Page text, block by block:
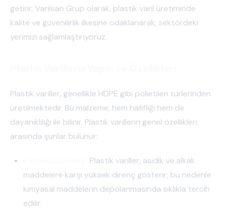
getirir. Varilsan Grup olarak, plastik varil üretiminde
kalite ve güvenilirlik ilkesine odaklanarak, sektördeki
yerimizi sağlamlaştırıyoruz.
Plastik variller, genellikle HDPE gibi polietilen türlerinden
üretilmektedir. Bu malzeme, hem hafifliği hem de
dayanıklılığı ile bilinir. Plastik varillerin genel özellikleri
arasında şunlar bulunur:
Plastik variller, asidik ve alkali
maddelere karşı yüksek direnç gösterir; bu nedenle
kimyasal maddelerin depolanmasında sıklıkla tercih
edilir.